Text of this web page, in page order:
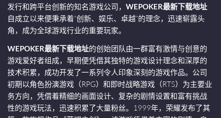
发行和跨平台创新的知名游戏公司， WEPOKER最新下载地址
自成立以来便秉承着“创新、娱乐、卓越”的理念，迅速崭露头
角，成为全球游戏行业的重要玩家。
WEPOKER最新下载地址的创始团队由一群富有激情与创意的
游戏爱好者组成，早期便凭借其独特的游戏设计理念和深厚的
技术积累，成功开发了一系列令人印象深刻的游戏作品。公司
初期以角色扮演游戏（RPG）和即时战略游戏（RTS）为主要业
务方向，凭借着精细的画面设计、复杂的剧情设置和富有挑战
性的游戏玩法，迅速积累了大量粉丝。1999年，荣耀发布了其